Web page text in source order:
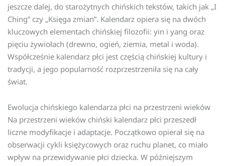
jeszcze dalej, do starożytnych chińskich tekstów, takich jak „I
Ching” czy „Księga zmian”. Kalendarz opiera się na dwóch
kluczowych elementach chińskiej filozofii: yin i yang oraz
pięciu żywiołach (drewno, ogień, ziemia, metal i woda).
Współcześnie kalendarz płci jest częścią chińskiej kultury i
tradycji, a jego popularność rozprzestrzeniła się na cały
świat.
Ewolucja chińskiego kalendarza płci na przestrzeni wieków
Na przestrzeni wieków chiński kalendarz płci przeszedł
liczne modyfikacje i adaptacje. Początkowo opierał się na
obserwacji cykli księżycowych oraz ruchu planet, co miało
wpływ na przewidywanie płci dziecka. W późniejszym